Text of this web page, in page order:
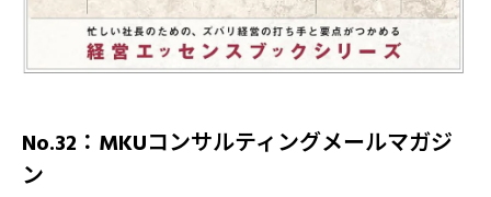
No.32：MKUコンサルティングメールマガジ
ン